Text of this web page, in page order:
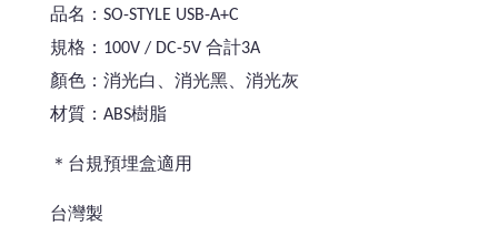
品名：SO-STYLE USB-A+C
規格：100V / DC-5V 合計3A
顏色：消光白、消光黑、消光灰
材質：ABS樹脂
＊台規預埋盒適用
台灣製